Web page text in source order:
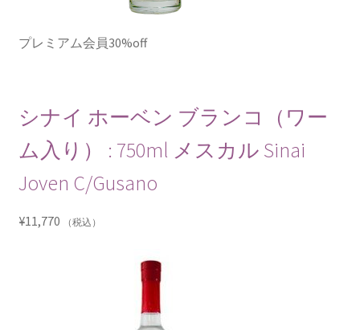
プレミアム会員30%off
シナイ ホーベン ブランコ（ワー
ム入り） : 750ml メスカル Sinai
Joven C/Gusano
¥11,770 （税込）